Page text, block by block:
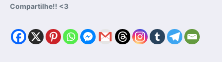
Compartilhe!! <3